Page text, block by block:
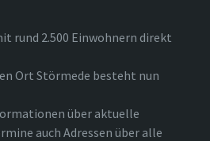
rund 2.500 Einwohnern direkt
Ort Störmede besteht nun
über aktuelle
auch Adressen über alle